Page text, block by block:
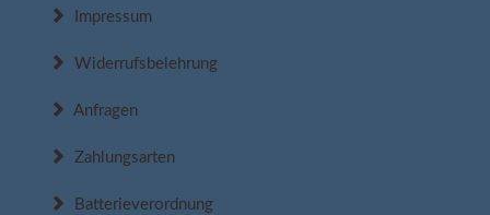
Impressum
Widerrufsbelehrung
Anfragen
Zahlungsarten
Batterieverordnung